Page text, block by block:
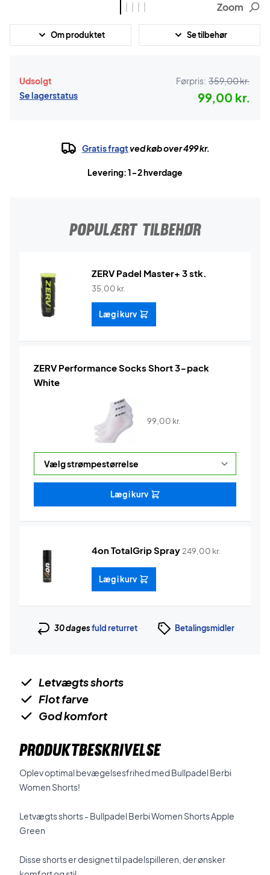
Zoom
Om produktet Se tilbehør
Udsolgt
Se lagerstatus
Førpris: 359,00 kr.
99,00 kr.
Gratis fragtved køb over 499 kr.
Levering: 1-2 hverdage
POPULÆRT TILBEHØR
ZERV Padel Master+ 3 stk.
35,00 kr.
Læg i kurv
ZERV Performance Socks Short 3-pack
White
99,00 kr.
Læg i kurv
4on TotalGrip Spray 249,00 kr.
Læg i kurv
30 dagesfuld returret Betalingsmidler
Letvægts shorts
Flot farve
God komfort
PRODUKTBESKRIVELSE
Oplev optimal bevægelsesfrihed med Bullpadel Berbi
Women Shorts!
Letvægts shorts - Bullpadel Berbi Women Shorts Apple
Green
Disse shorts er designet til padelspilleren, der ønsker